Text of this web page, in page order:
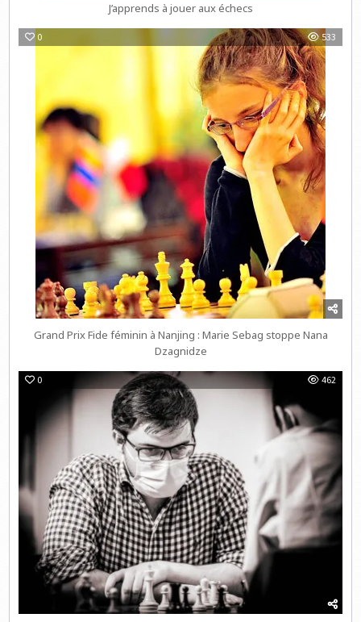
J’apprends à jouer aux échecs
0 533
Grand Prix Fide féminin à Nanjing : Marie Sebag stoppe Nana
Dzagnidze
0 462